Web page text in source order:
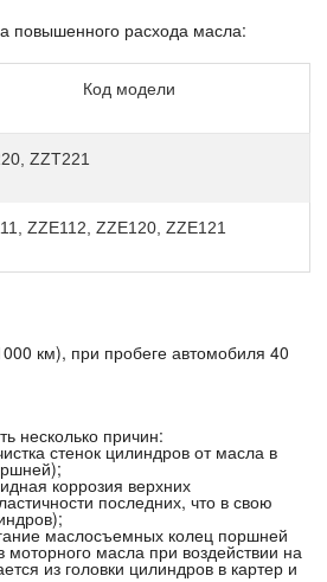
повышенного расхода масла:
Код модели
ZZT221
ZZE112, ZZE120, ZZE121
км), при пробеге автомобиля 40
несколько причин:
стенок цилиндров от масла в
коррозия верхних
последних, что в свою
маслосъемных колец поршней
моторного масла при воздействии на
из головки цилиндров в картер и